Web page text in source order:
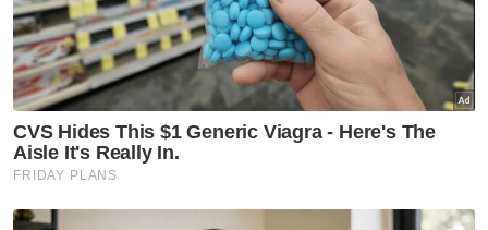
kenderaan pikap polis dipercayai hilang
kawalan dan termasuk sedikit ke laluan
bertentangan lalu berlanggar dua mangsa
yang menunggang dua buah motosikal,"
katanya.
"Kes disiasat bawah Seksyen 41(1) Akta
Pengangkutan Jalan 1987," katanya.